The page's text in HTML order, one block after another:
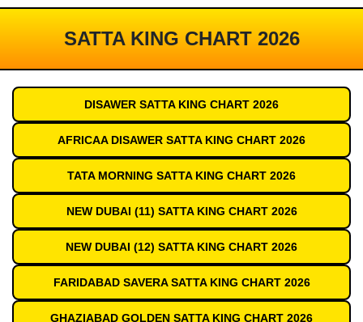
SATTA KING CHART 2026
DISAWER SATTA KING CHART 2026
AFRICAA DISAWER SATTA KING CHART 2026
TATA MORNING SATTA KING CHART 2026
NEW DUBAI (11) SATTA KING CHART 2026
NEW DUBAI (12) SATTA KING CHART 2026
FARIDABAD SAVERA SATTA KING CHART 2026
GHAZIABAD GOLDEN SATTA KING CHART 2026